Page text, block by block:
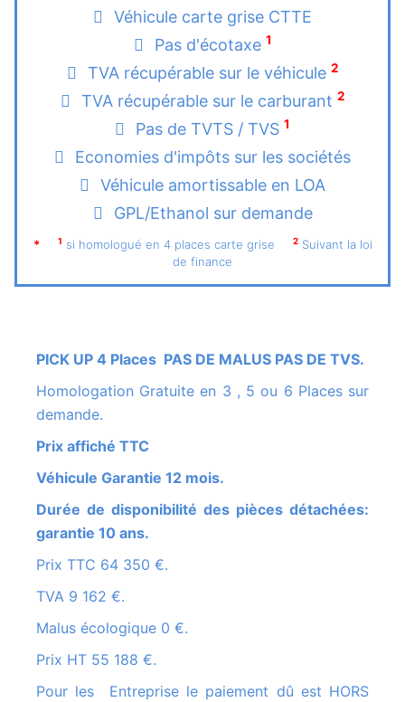
Véhicule carte grise CTTE
Pas d'écotaxe 1
TVA récupérable sur le véhicule 2
TVA récupérable sur le carburant 2
Pas de TVTS / TVS 1
Economies d'impôts sur les sociétés
Véhicule amortissable en LOA
GPL/Ethanol sur demande
* 1 si homologué en 4 places carte grise 2 Suivant la loi
de finance
PICK UP 4 Places PAS DE MALUS PAS DE TVS.
Homologation Gratuite en 3 , 5 ou 6 Places sur
demande.
Prix affiché TTC
Véhicule Garantie 12 mois.
Durée de disponibilité des pièces détachées:
garantie 10 ans.
Prix TTC 64 350 €.
TVA 9 162 €.
Malus écologique 0 €.
Prix HT 55 188 €.
Pour les Entreprise le paiement dû est HORS